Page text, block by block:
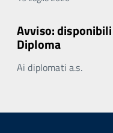
Avviso:
Diploma
Ai diplomati a.s.